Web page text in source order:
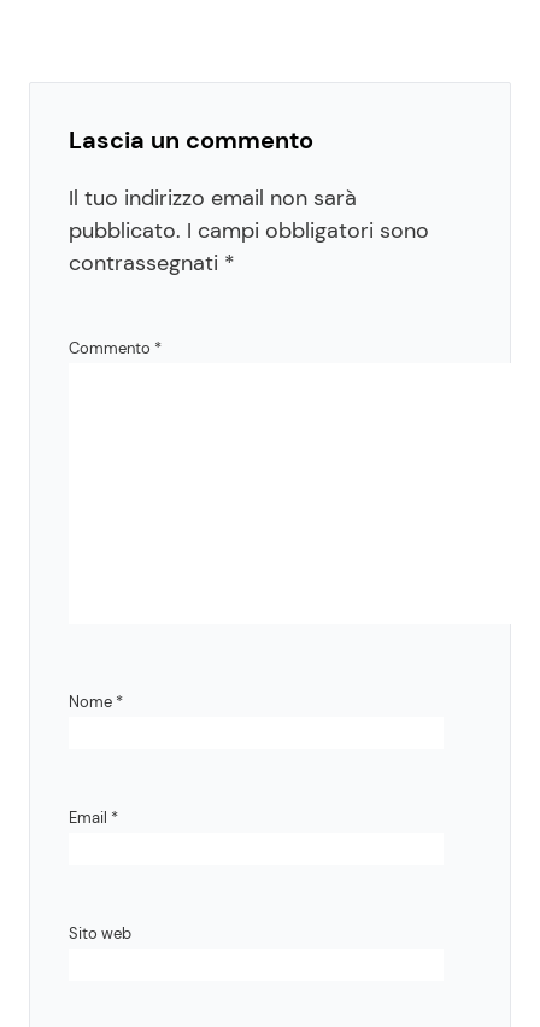
Lascia un commento
Il tuo indirizzo email non sarà
pubblicato. I campi obbligatori sono
contrassegnati *
Commento *
Nome *
Email *
Sito web